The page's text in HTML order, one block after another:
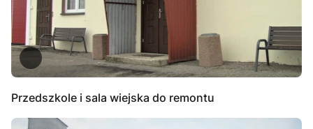
Przedszkole i sala wiejska do remontu